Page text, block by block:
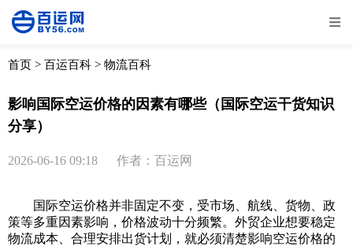
全部 物流资讯
首页 > 百运百科 > 物流百科
影响国际空运价格的因素有哪些（国际空运干货知识
分享）
2026-06-16 09:18 作者：百运网
国际空运价格并非固定不变，受市场、航线、货物、政
策等多重因素影响，价格波动十分频繁。外贸企业想要稳定
物流成本、合理安排出货计划，就必须清楚影响空运价格的